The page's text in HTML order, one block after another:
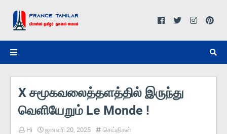
X சமூகவலைத்தளத்தில் இருந்து
வெளியேறும் Le Monde !
Hi ஜனவரி 20, 2025 செய்திகள்